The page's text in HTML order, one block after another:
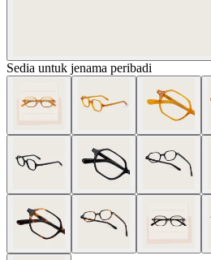
Sedia untuk jenama peribadi